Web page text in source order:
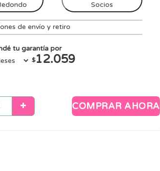
Socios
de envío y retiro
tu garantía por
$12.059
COMPRAR AHORA